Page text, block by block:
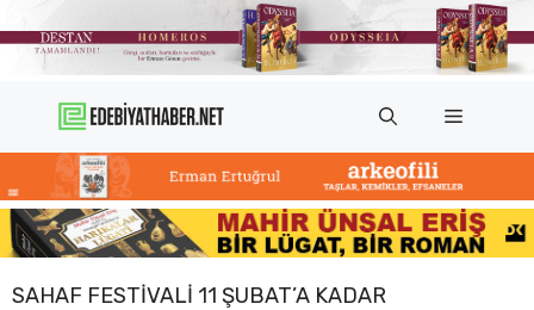
atla
Menü
SAHAF FESTIVALI 11 ŞUBAT’A KADAR